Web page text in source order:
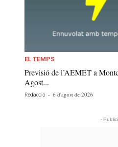
EL TEMPS
Previsió de l’AEMET a
Agost...
Redacció - 6 d'agost de 2026
-